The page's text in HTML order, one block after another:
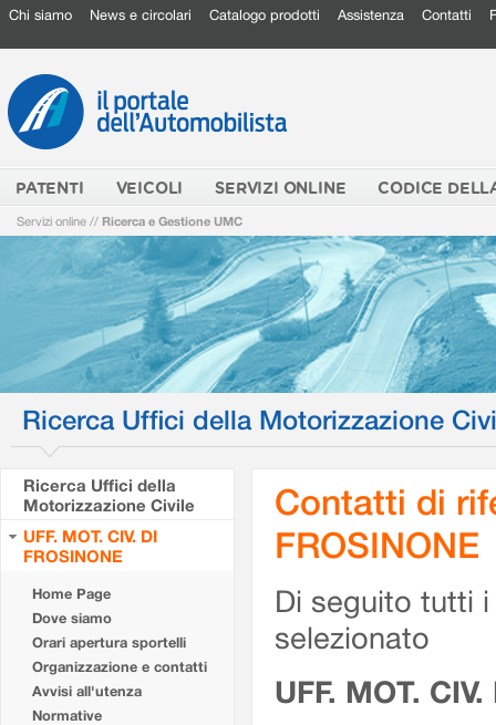
Chi siamo News e circolari Catalogo prodotti Assistenza Contatti
PATENTI VEICOLI SERVIZI ONLINE CODICE
Servizi online // Ricerca e Gestione UMC
Ricerca Uffici della Motorizzazione
Ricerca Uffici della
Motorizzazione Civile
UFF. MOT. CIV. DI
FROSINONE
Home Page
Dove siamo
Orari apertura sportelli
Organizzazione e contatti
Avvisi all'utenza
Normative
Contatti di
FROSINONE
Di seguito tutti
selezionato
UFF. MOT.